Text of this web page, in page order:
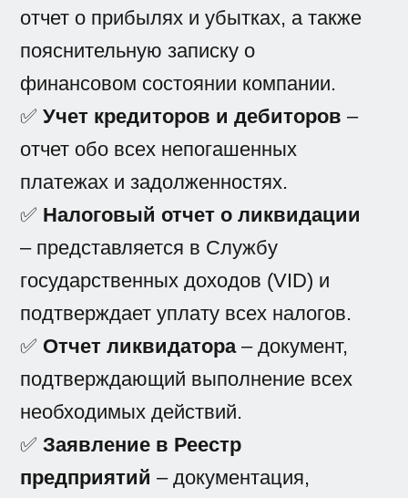
отчет о прибылях и убытках, а также
пояснительную записку о
финансовом состоянии компании.
✅Учет кредиторов и дебиторов –
отчет обо всех непогашенных
платежах и задолженностях.
✅ Налоговый отчет о ликвидации
– представляется в Службу
государственных доходов (VID) и
подтверждает уплату всех налогов.
✅ Отчет ликвидатора– документ,
подтверждающий выполнение всех
необходимых действий.
✅Заявление в Реестр
предприятий – документация,